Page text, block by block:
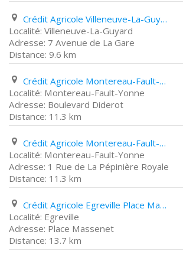
Crédit Agricole Villeneuve-La-Guyard 7 Avenue de La Gare
Villeneuve-La-Guyard
7 Avenue de La Gare
9.6 km
Crédit Agricole Montereau-Fault-Yonne Boulevard Diderot
Montereau-Fault-Yonne
Boulevard Diderot
11.3 km
Crédit Agricole Montereau-Fault-Yonne 1 Rue de La Pépinière Royale
Montereau-Fault-Yonne
1 Rue de La Pépinière Royale
11.3 km
Crédit Agricole Egreville Place Massenet
Egreville
Place Massenet
13.7 km